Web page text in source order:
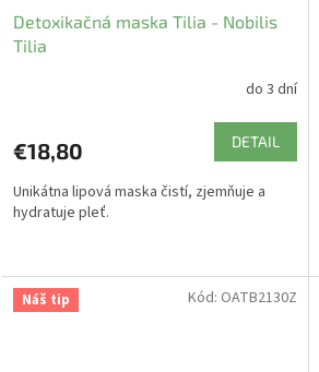
Detoxikačná maska Tilia - Nobilis
Tilia
do 3 dní
€18,80 DETAIL
Unikátna lipová maska čistí, zjemňuje a
hydratuje pleť.
Náš tip Kód: OATB2130Z